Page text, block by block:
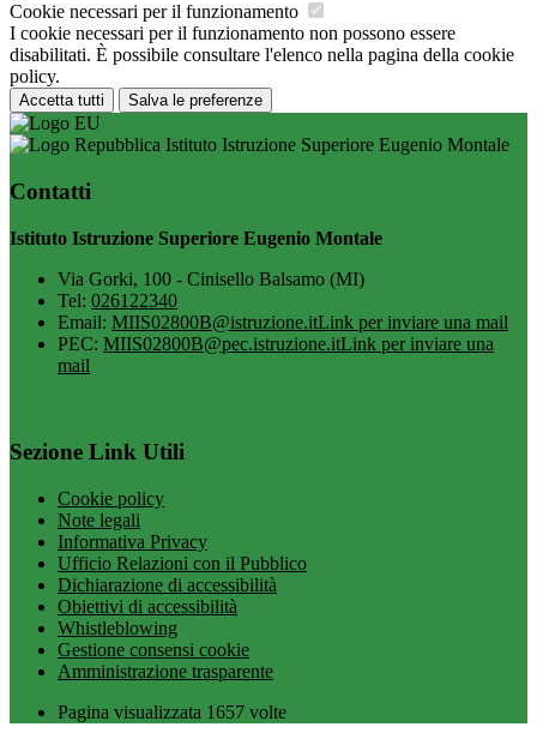
Cookie necessari per il funzionamento
I cookie necessari per il funzionamento non possono essere
disabilitati. È possibile consultare l'elenco nella pagina della cookie
policy.
Accetta tutti Salva le preferenze
Istituto Istruzione Superiore Eugenio Montale
Contatti
Istituto Istruzione Superiore Eugenio Montale
Via Gorki, 100 - Cinisello Balsamo (MI)
Tel: 026122340
Email: MIIS02800B@istruzione.itLink per inviare una mail
PEC: MIIS02800B@pec.istruzione.itLink per inviare una
mail
Sezione Link Utili
Cookie policy
Note legali
Informativa Privacy
Ufficio Relazioni con il Pubblico
Dichiarazione di accessibilità
Obiettivi di accessibilità
Whistleblowing
Gestione consensi cookie
Amministrazione trasparente
Pagina visualizzata 1657 volte